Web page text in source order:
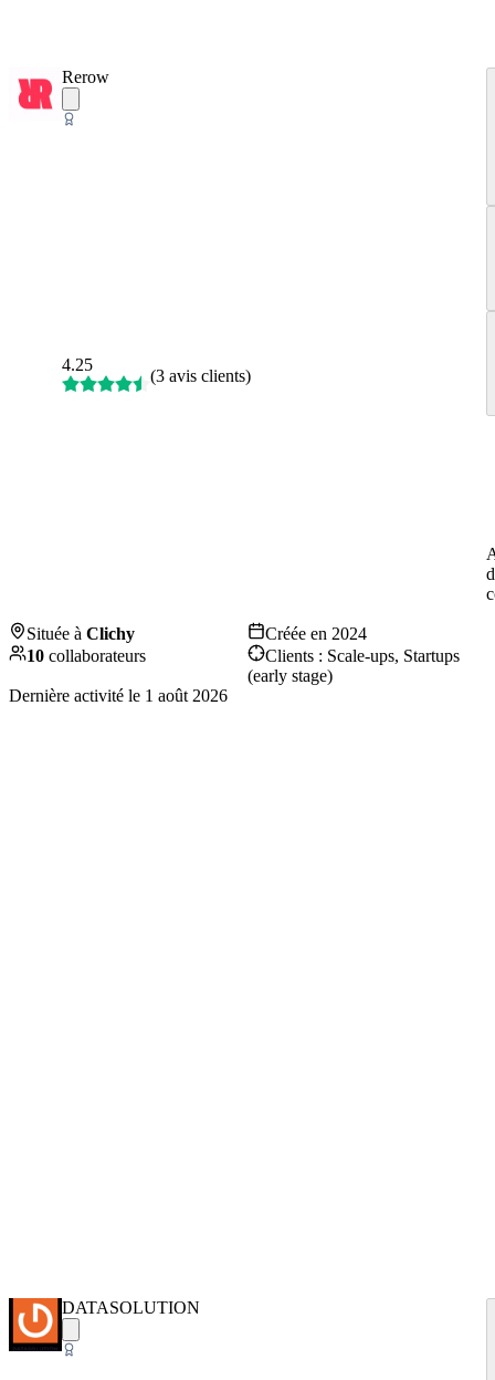
Rerow
4.25
(3 avis clients)
Située à Clichy Créée en 2024
10 collaborateurs Clients : Scale-ups, Startups
(early stage)
Dernière activité le 1 août 2026
DATASOLUTION